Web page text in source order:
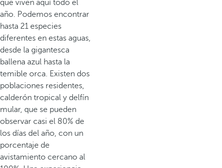
que viven aquí todo el
año. Podemos encontrar
hasta 21 especies
diferentes en estas aguas,
desde la gigantesca
ballena azul hasta la
temible orca. Existen dos
poblaciones residentes,
calderón tropical y delfín
mular, que se pueden
observar casi el 80% de
los días del año, con un
porcentaje de
avistamiento cercano al